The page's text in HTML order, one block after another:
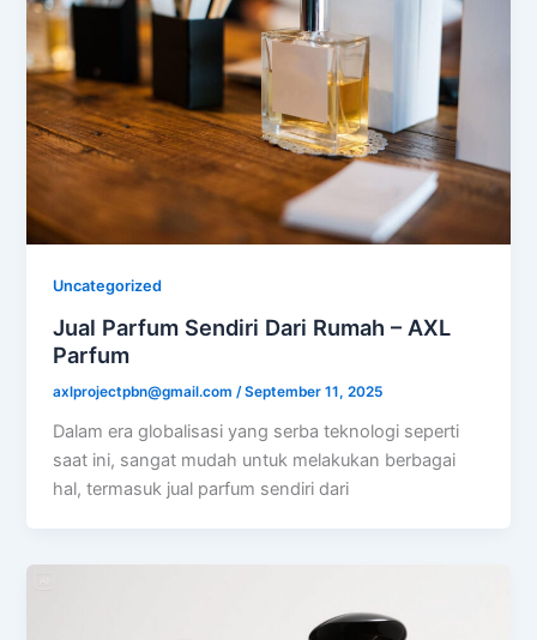
Uncategorized
Jual Parfum Sendiri Dari Rumah – AXL
Parfum
axlprojectpbn@gmail.com /September 11, 2025
Dalam era globalisasi yang serba teknologi seperti
saat ini, sangat mudah untuk melakukan berbagai
hal, termasuk jual parfum sendiri dari